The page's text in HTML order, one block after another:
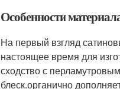
Особенности
На первый взгляд
настоящее время для
сходство с
блеск.органично